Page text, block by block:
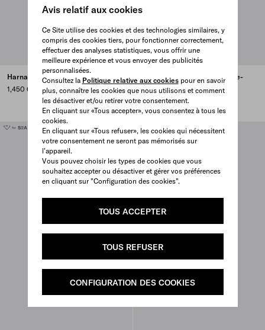
Avis relatif aux cookies
Ce Site utilise des cookies et des technologies similaires, y
compris des cookies tiers, pour fonctionner correctement,
effectuer des analyses statistiques, vous offrir une
meilleure expérience et vous envoyer des publicités
personnalisées.
Consultez la Politique relative aux cookiespour en savoir
plus, connaître les cookies que nous utilisons et comment
les désactiver et/ou retirer votre consentement.
En cliquant sur «Tous accepter», vous consentez à tous les
cookies.
En cliquant sur «Tous refuser», les cookies qui nécessitent
votre consentement ne seront pas mémorisés sur
l’appareil.
Vous pouvez choisir les types de cookies que vous
souhaitez accepter ou désactiver et gérer vos préférences
en cliquant sur "Configuration des cookies".
TOUS ACCEPTER
TOUS REFUSER
CONFIGURATION DES COOKIES
Harnais en Re-Nylon
1,450 CAD
Imperméable à capuche en Re-
Nylon
1,270 CAD